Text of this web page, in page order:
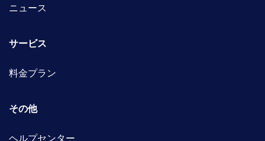
ニュース
サービス
料金プラン
その他
ヘルプセンター